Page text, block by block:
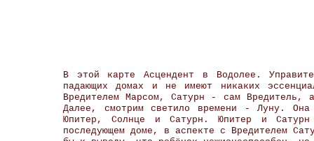
В этой карте Асцендент в Водолее.
падающих домах и не имеют никаких
Вредителем Марсом, Сатурн - сам Вредитель,
Далее, смотрим светило времени - Луну.
Юпитер, Солнце и Сатурн. Юпитер и
последующем доме, в аспекте с Вредителем